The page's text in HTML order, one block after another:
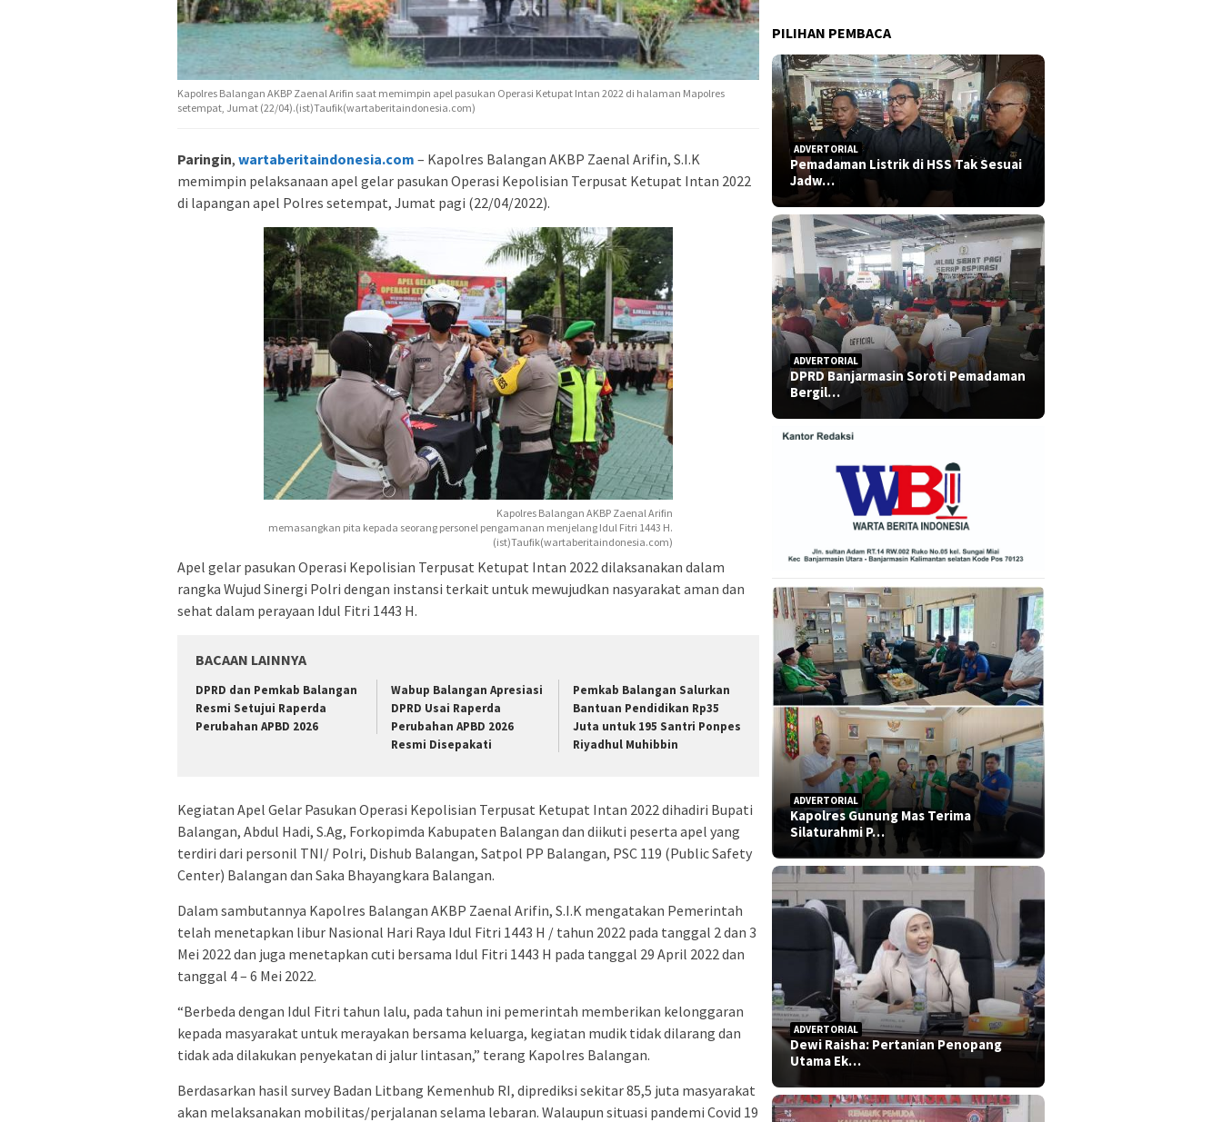
Kapolres Balangan AKBP Zaenal Arifin saat memimpin apel pasukan Operasi Ketupat Intan 2022 di halaman Mapolres
setempat, Jumat (22/04).(ist)Taufik(wartaberitaindonesia.com)
Paringin, wartaberitaindonesia.com – Kapolres Balangan AKBP Zaenal Arifin, S.I.K
memimpin pelaksanaan apel gelar pasukan Operasi Kepolisian Terpusat Ketupat Intan 2022
di lapangan apel Polres setempat, Jumat pagi (22/04/2022).
Kapolres Balangan AKBP Zaenal Arifin
memasangkan pita kepada seorang personel pengamanan menjelang Idul Fitri 1443 H.
(ist)Taufik(wartaberitaindonesia.com)
Apel gelar pasukan Operasi Kepolisian Terpusat Ketupat Intan 2022 dilaksanakan dalam
rangka Wujud Sinergi Polri dengan instansi terkait untuk mewujudkan nasyarakat aman dan
sehat dalam perayaan Idul Fitri 1443 H.
BACAAN LAINNYA
DPRD dan Pemkab Balangan
Resmi Setujui Raperda
Perubahan APBD 2026
Wabup Balangan Apresiasi
DPRD Usai Raperda
Perubahan APBD 2026
Resmi Disepakati
Pemkab Balangan Salurkan
Bantuan Pendidikan Rp35
Juta untuk 195 Santri Ponpes
Riyadhul Muhibbin
Kegiatan Apel Gelar Pasukan Operasi Kepolisian Terpusat Ketupat Intan 2022 dihadiri Bupati
Balangan, Abdul Hadi, S.Ag, Forkopimda Kabupaten Balangan dan diikuti peserta apel yang
terdiri dari personil TNI/ Polri, Dishub Balangan, Satpol PP Balangan, PSC 119 (Public Safety
Center) Balangan dan Saka Bhayangkara Balangan.
Dalam sambutannya Kapolres Balangan AKBP Zaenal Arifin, S.I.K mengatakan Pemerintah
telah menetapkan libur Nasional Hari Raya Idul Fitri 1443 H / tahun 2022 pada tanggal 2 dan 3
Mei 2022 dan juga menetapkan cuti bersama Idul Fitri 1443 H pada tanggal 29 April 2022 dan
tanggal 4 – 6 Mei 2022.
“Berbeda dengan Idul Fitri tahun lalu, pada tahun ini pemerintah memberikan kelonggaran
kepada masyarakat untuk merayakan bersama keluarga, kegiatan mudik tidak dilarang dan
tidak ada dilakukan penyekatan di jalur lintasan,” terang Kapolres Balangan.
Berdasarkan hasil survey Badan Litbang Kemenhub RI, diprediksi sekitar 85,5 juta masyarakat
akan melaksanakan mobilitas/perjalanan selama lebaran. Walaupun situasi pandemi Covid 19
PILIHAN PEMBACA
ADVERTORIAL
Pemadaman Listrik di HSS Tak Sesuai
Jadw…
ADVERTORIAL
DPRD Banjarmasin Soroti Pemadaman
Bergil…
ADVERTORIAL
Kapolres Gunung Mas Terima
Silaturahmi P…
ADVERTORIAL
Dewi Raisha: Pertanian Penopang
Utama Ek…